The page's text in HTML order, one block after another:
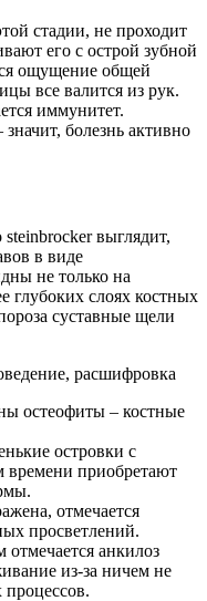
стадии, не проходит
его с острой зубной
ощущение общей
все валится из рук.
иммунитет.
болезнь активно
выглядит,
в виде
не только на
глубоких слоях костных
суставные щели
остеофиты – костные
островки с
времени приобретают
отмечается
просветлений.
анкилоз
из-за ничем не